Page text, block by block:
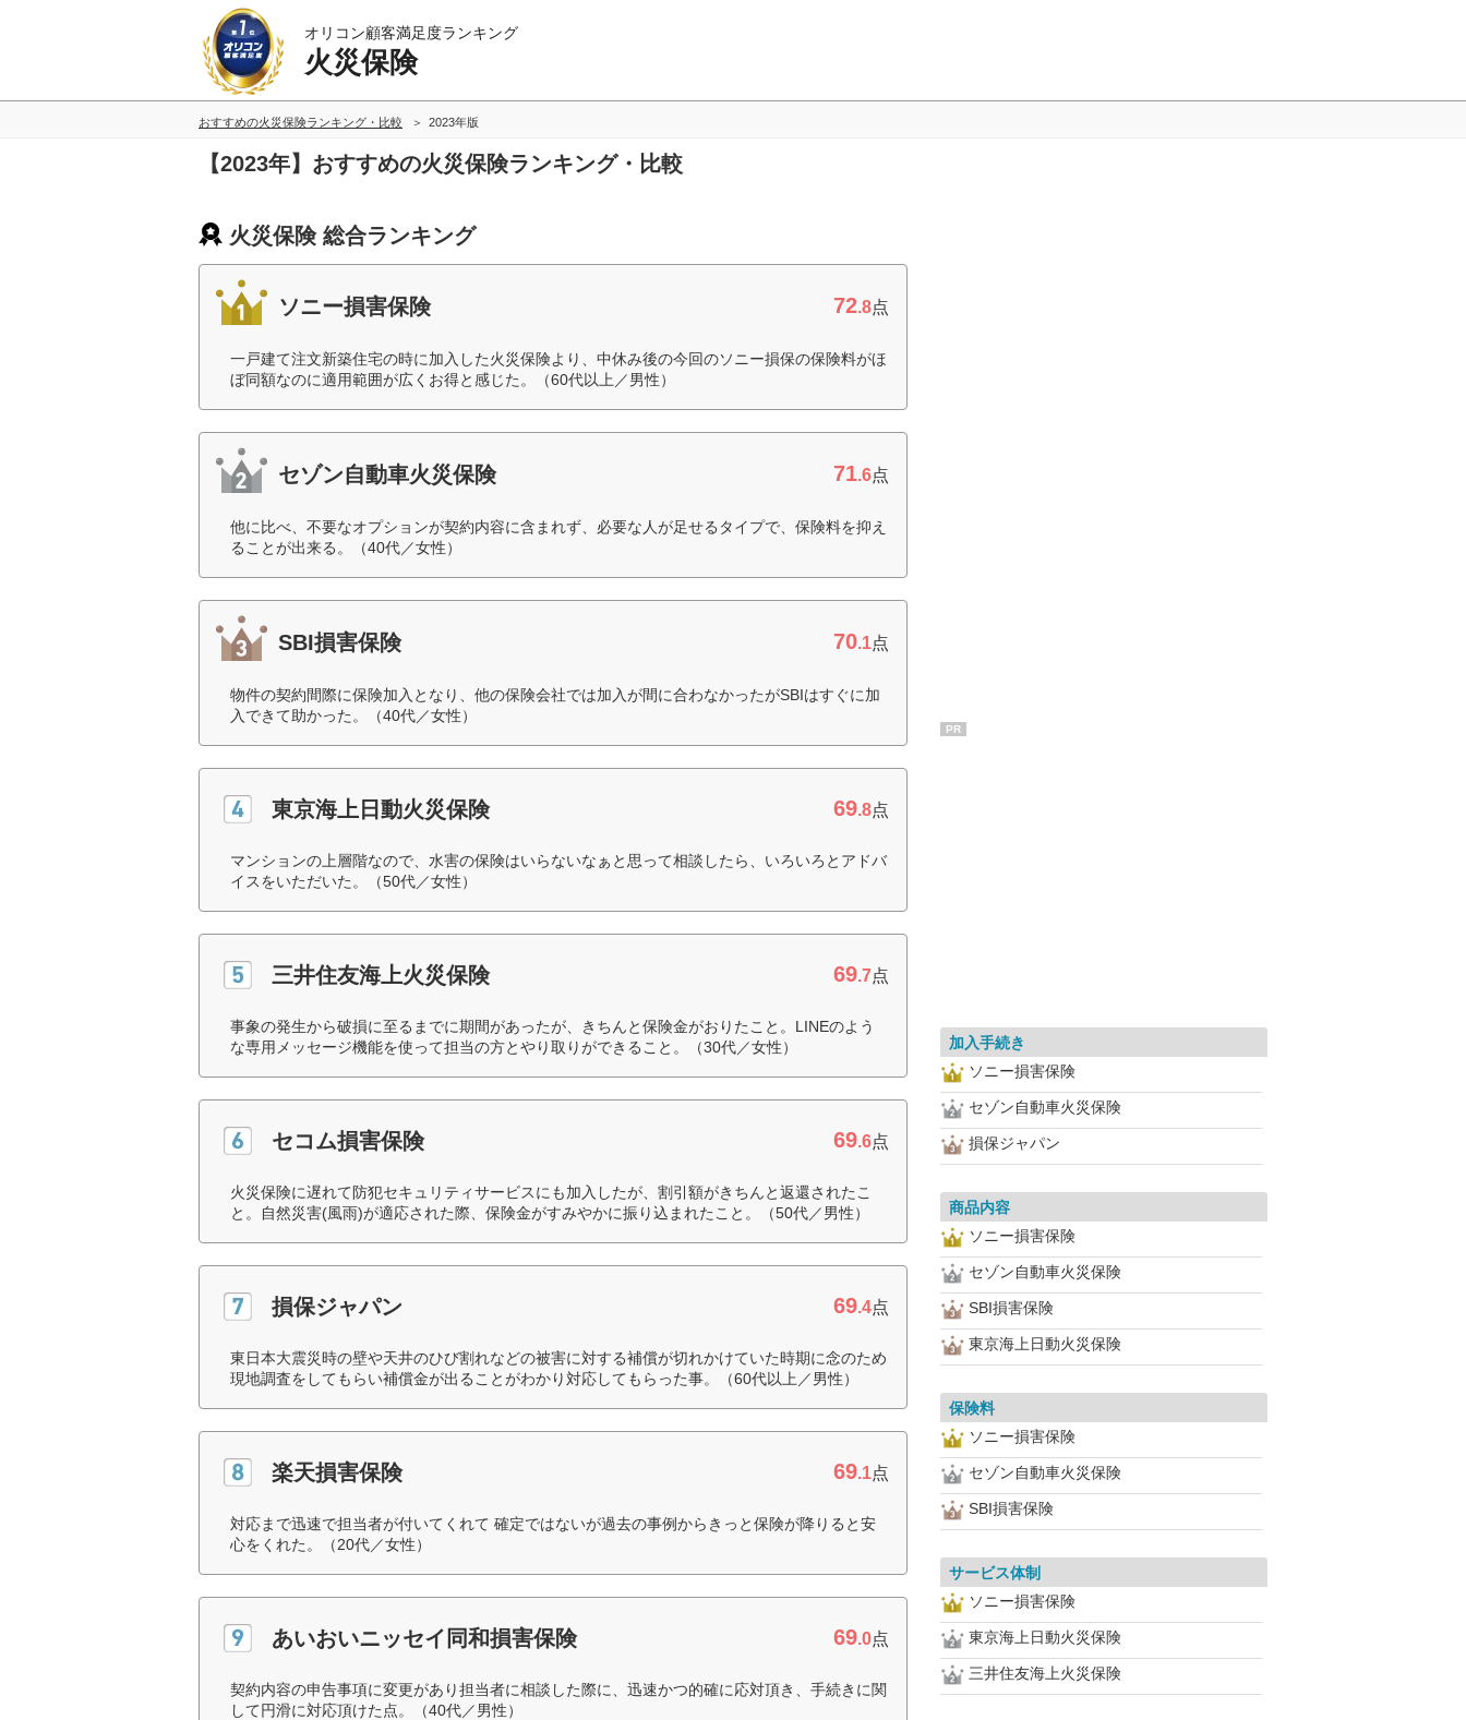
オリコン顧客満足度ランキング
火災保険
おすすめの火災保険ランキング・比較 2023年版
【2023年】おすすめの火災保険ランキング・比較
火災保険 総合ランキング
ソニー損害保険 72.8点
一戸建て注文新築住宅の時に加入した火災保険より、中休み後の今回のソニー損保の保険料がほ
ぼ同額なのに適用範囲が広くお得と感じた。（60代以上／男性）
セゾン自動車火災保険 71.6点
他に比べ、不要なオプションが契約内容に含まれず、必要な人が足せるタイプで、保険料を抑え
ることが出来る。（40代／女性）
SBI損害保険 70.1点
物件の契約間際に保険加入となり、他の保険会社では加入が間に合わなかったがSBIはすぐに加
入できて助かった。（40代／女性）
東京海上日動火災保険 69.8点
マンションの上層階なので、水害の保険はいらないなぁと思って相談したら、いろいろとアドバ
イスをいただいた。（50代／女性）
三井住友海上火災保険 69.7点
事象の発生から破損に至るまでに期間があったが、きちんと保険金がおりたこと。LINEのよう
な専用メッセージ機能を使って担当の方とやり取りができること。（30代／女性）
セコム損害保険 69.6点
火災保険に遅れて防犯セキュリティサービスにも加入したが、割引額がきちんと返還されたこ
と。自然災害(風雨)が適応された際、保険金がすみやかに振り込まれたこと。（50代／男性）
損保ジャパン 69.4点
東日本大震災時の壁や天井のひび割れなどの被害に対する補償が切れかけていた時期に念のため
現地調査をしてもらい補償金が出ることがわかり対応してもらった事。（60代以上／男性）
楽天損害保険 69.1点
対応まで迅速で担当者が付いてくれて 確定ではないが過去の事例からきっと保険が降りると安
心をくれた。（20代／女性）
あいおいニッセイ同和損害保険 69.0点
契約内容の申告事項に変更があり担当者に相談した際に、迅速かつ的確に応対頂き、手続きに関
して円滑に対応頂けた点。（40代／男性）
PR
加入手続き
ソニー損害保険
セゾン自動車火災保険
損保ジャパン
商品内容
ソニー損害保険
セゾン自動車火災保険
SBI損害保険
東京海上日動火災保険
保険料
ソニー損害保険
セゾン自動車火災保険
SBI損害保険
サービス体制
ソニー損害保険
東京海上日動火災保険
三井住友海上火災保険